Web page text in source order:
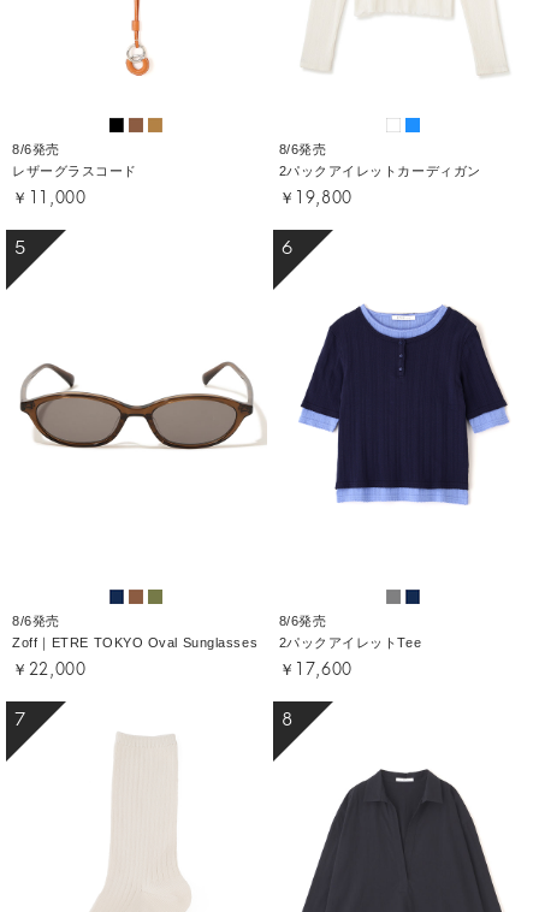
8/6発売
レザーグラスコード
￥11,000
8/6発売
2パックアイレットカーディガン
￥19,800
5
8/6発売
Zoff｜ETRE TOKYO Oval Sunglasses
￥22,000
6
8/6発売
2パックアイレットTee
￥17,600
7 8